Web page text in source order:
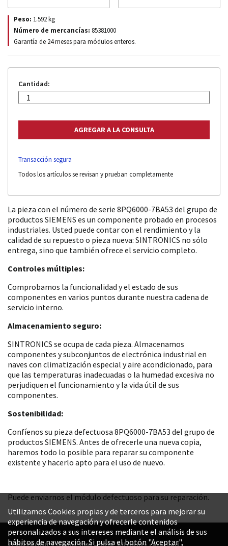
Peso: 1.592kg
Número de mercancías: 85381000
Garantía de 24 meses para módulos enteros.
Cantidad:
Transacción segura
Todos los artículos se revisan y prueban completamente
La pieza con el número de serie 8PQ6000-7BA53 del grupo de
productos SIEMENS es un componente probado en procesos
industriales. Usted puede contar con el rendimiento y la
calidad de su repuesto o pieza nueva: SINTRONICS no sólo
entrega, sino que también ofrece el servicio completo.
Controles múltiples:
Comprobamos la funcionalidad y el estado de sus
componentes en varios puntos durante nuestra cadena de
servicio interno.
Almacenamiento seguro:
SINTRONICS se ocupa de cada pieza. Almacenamos
componentes y subconjuntos de electrónica industrial en
naves con climatización especial y aire acondicionado, para
que las temperaturas inadecuadas o la humedad excesiva no
perjudiquen el funcionamiento y la vida útil de sus
componentes.
Sostenibilidad:
Confíenos su pieza defectuosa 8PQ6000-7BA53 del grupo de
productos SIEMENS. Antes de ofrecerle una nueva copia,
haremos todo lo posible para reparar su componente
existente y hacerlo apto para el uso de nuevo.
Puede enviarnos el módulo defectuoso para su reparación.
Utilizamos Cookies propias y de terceros para mejorar su
experiencia de navegación y ofrecerle contenidos
personalizados a sus intereses mediante el análisis de sus
hábitos de navegación. Si pulsa el botón "Aceptar",